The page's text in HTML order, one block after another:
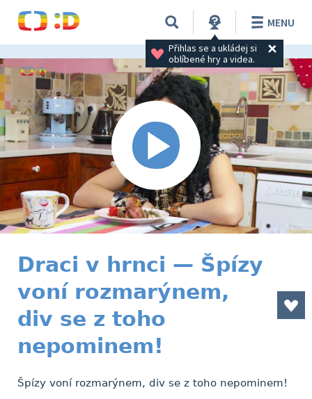
Přihlas se a ukládej si
oblíbené hry a videa.
MENU
Draci v hrnci — Špízy
voní rozmarýnem,
div se z toho
nepominem!
Špízy voní rozmarýnem, div se z toho nepominem!